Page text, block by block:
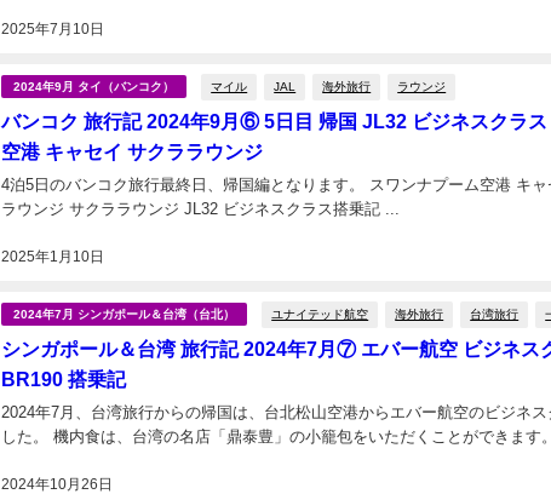
2025年7月10日
2024年9月 タイ（バンコク） マイル JAL 海外旅行 ラウンジ
バンコク 旅行記 2024年9月⑥ 5日目 帰国 JL32 ビジネスクラス
空港 キャセイ サクララウンジ
2025年1月10日
4泊5日のバンコク旅行最終日、帰国編となります。 スワンナプーム空港 キャセイパシフィック
2024年7月 シンガポール＆台湾（台北） ユナイテッド航空 海外旅行 台湾旅行
シンガポール＆台湾 旅行記 2024年7月⑦ エバー航空 ビジネス
BR190 搭乗記
2024年10月26日
2024年7月、台湾旅行からの帰国は、台北松山空港からエバー航空のビジネス